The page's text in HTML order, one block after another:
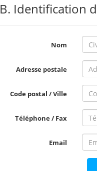
B. Identification
Nom
Adresse postale
Code postal / Ville
Téléphone / Fax
Email